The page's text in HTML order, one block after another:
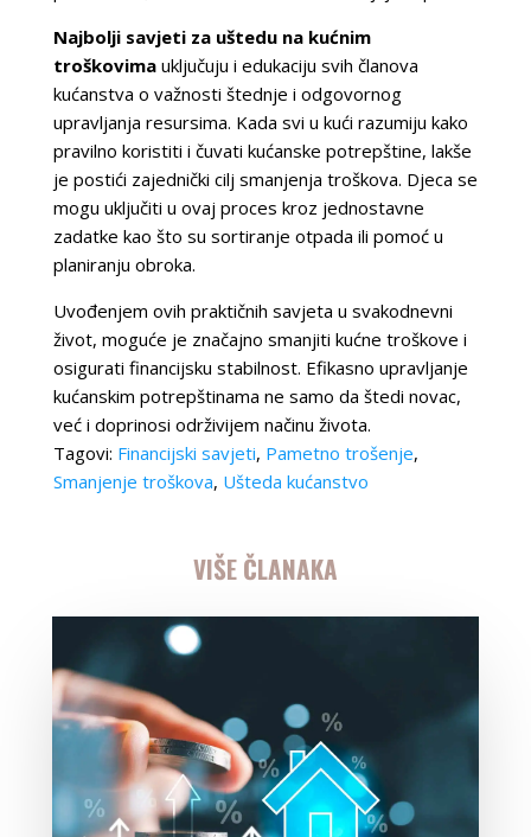
Najbolji savjeti za uštedu na kućnim
troškovimauključuju i edukaciju svih članova
kućanstva o važnosti štednje i odgovornog
upravljanja resursima. Kada svi u kući razumiju kako
pravilno koristiti i čuvati kućanske potrepštine, lakše
je postići zajednički cilj smanjenja troškova. Djeca se
mogu uključiti u ovaj proces kroz jednostavne
zadatke kao što su sortiranje otpada ili pomoć u
planiranju obroka.
Uvođenjem ovih praktičnih savjeta u svakodnevni
život, moguće je značajno smanjiti kućne troškove i
osigurati financijsku stabilnost. Efikasno upravljanje
kućanskim potrepštinama ne samo da štedi novac,
već i doprinosi održivijem načinu života.
Tagovi: Financijski savjeti, Pametno trošenje,
Smanjenje troškova, Ušteda kućanstvo
VIŠE ČLANAKA